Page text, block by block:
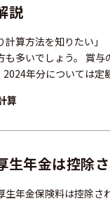
説
計算方法を知りたい
も多いでしょう。 賞
2024年分については
算
生年金は控除
生年金保険料は控除